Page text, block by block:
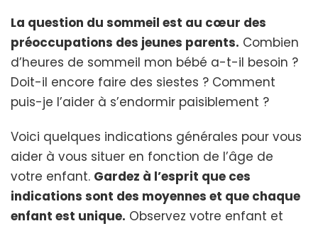
La question du sommeil est au cœur des
préoccupations des jeunes parents. Combien
d’heures de sommeil mon bébé a-t-il besoin ?
Doit-il encore faire des siestes ? Comment
puis-je l’aider à s’endormir paisiblement ?
Voici quelques indications générales pour vous
aider à vous situer en fonction de l’âge de
votre enfant. Gardez à l’esprit que ces
indications sont des moyennes et que chaque
enfant est unique. Observez votre enfant et